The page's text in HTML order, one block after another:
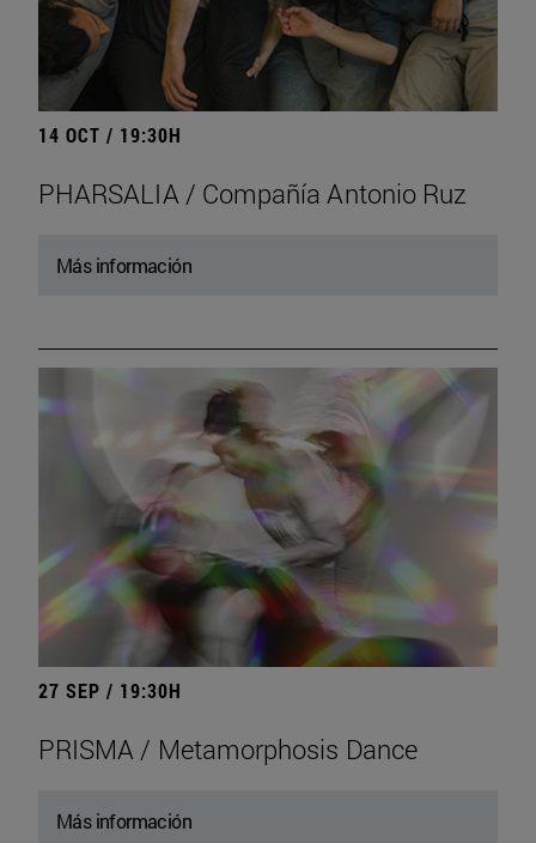
14 OCT / 19:30H
PHARSALIA / Compañía Antonio Ruz
Más información
27 SEP / 19:30H
PRISMA / Metamorphosis Dance
Más información